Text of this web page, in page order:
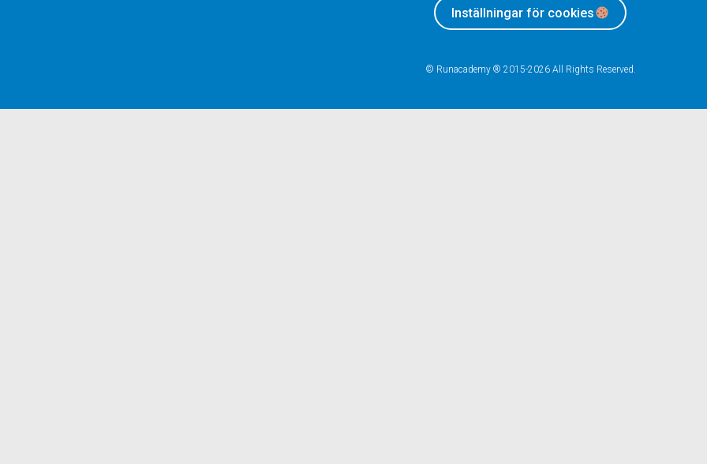
Inställningar för cookies
© Runacademy ® 2015-2026 All Rights Reserved.